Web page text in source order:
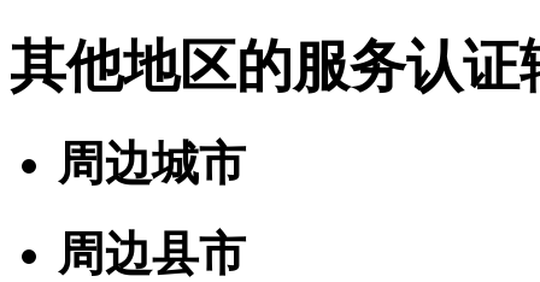
其他地区的服务认证
周边城市
周边县市